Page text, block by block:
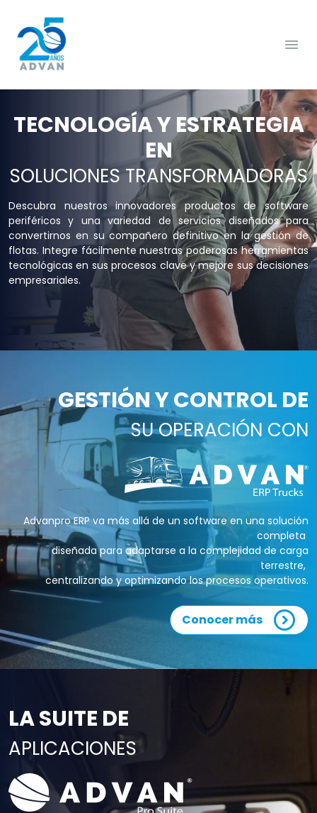
TECNOLOGÍA Y ESTRATEGIA
EN
SOLUCIONES TRANSFORMADORAS
Descubra nuestros innovadores productos de software
periféricos y una variedad de servicios diseñados para
convertirnos en su compañero definitivo en la gestión de
flotas. Integre fácilmente nuestras poderosas herramientas
tecnológicas en sus procesos clave y mejore sus decisiones
empresariales.
GESTIÓN Y CONTROL DE
SU OPERACIÓN CON
Advanpro ERP va más allá de un software en una solución
completa
diseñada para adaptarse a la complejidad de carga
terrestre,
centralizando y optimizando los procesos operativos.
Conocer más
LA SUITE DE
APLICACIONES